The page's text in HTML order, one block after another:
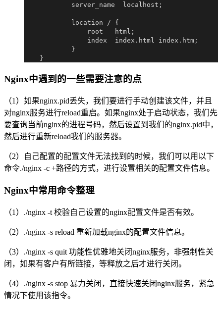
            server_name  localhost;
            location / {
                root   html;
                index  index.html index.htm;
            }
Nginx中遇到的一些需要注意的点
（1）如果nginx.pid丢失，我们要进行手动创建该文件，并且
对nginx服务进行reload重启。如果nginx处于启动状态，我们先
要查询当前nginx的进程号码，然后设置到我们的nginx.pid中，
然后进行重新reload我们的服务器。
（2）自己配置的配置文件无法找到的时候，我们可以用以下
命令./nginx -c +路径的方式，进行设置相关的配置文件信息。
Nginx中常用命令整理
（1）./nginx -t 校验自己设置的nginx配置文件是否有效。
（2）./nginx -s reload 重新加载nginx的配置文件信息。
（3）./nginx -s quit 功能性优雅地关闭nginx服务，非强制性关
闭，如果有客户有所链接，等释放之后才进行关闭。
（4）./nginx -s stop 暴力关闭，直接快速关闭nginx服务，紧急
情况下使用该指令。